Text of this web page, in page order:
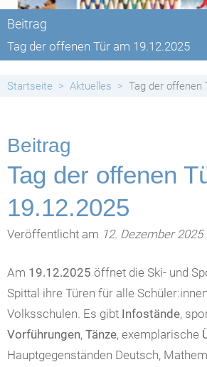
Beitrag
Tag der offenen Tür am 19.12.2025
Startseite Aktuelles Tag der offenen
Beitrag
Tag der offenen
19.12.2025
Veröffentlicht am 12. Dezember 2025
Am 19.12.2025 öffnet die Ski- und
Spittal ihre Türen für alle
Volksschulen. Es gibt Infostände,
Vorführungen, Tänze, exemplarische
Hauptgegenständen Deutsch,